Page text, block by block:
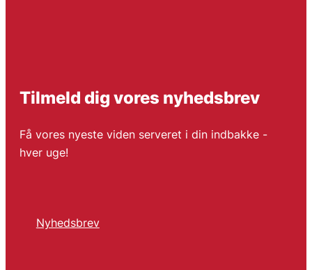
Tilmeld dig vores nyhedsbrev
Få vores nyeste viden serveret i din indbakke -
hver uge!
Nyhedsbrev